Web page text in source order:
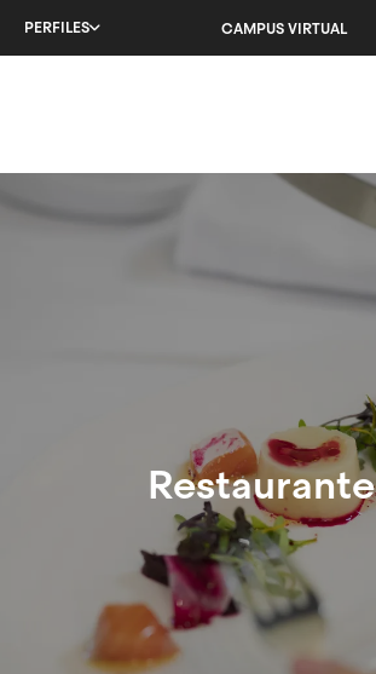
PERFILES CAMPUS VIRTUAL